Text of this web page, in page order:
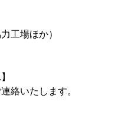
工場ほか）
絡いたします。